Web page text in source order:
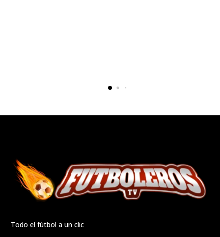
Todo el fútbol a un clic